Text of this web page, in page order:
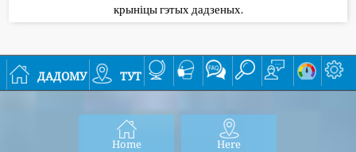
крыніцы гэтых дадзеных.
дадому тут
Home Here